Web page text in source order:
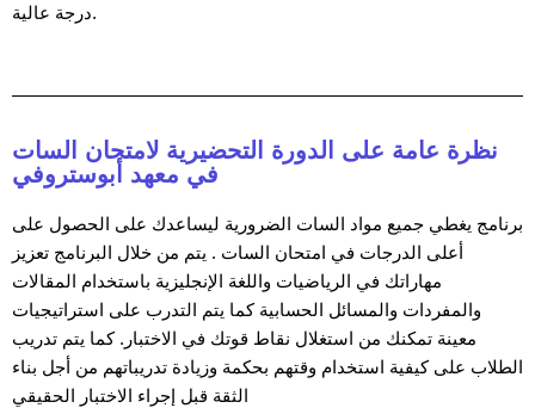
درجة عالية.
نظرة عامة على الدورة التحضيرية لامتحان السات
في معهد أبوستروفي
برنامج يغطي جميع مواد السات الضرورية ليساعدك على الحصول على
أعلى الدرجات في امتحان السات . يتم من خلال البرنامج تعزيز
مهاراتك في الرياضيات واللغة الإنجليزية باستخدام المقالات
والمفردات والمسائل الحسابية كما يتم التدرب على استراتيجيات
معينة تمكنك من استغلال نقاط قوتك في الاختبار. كما يتم تدريب
الطلاب على كيفية استخدام وقتهم بحكمة وزيادة تدريباتهم من أجل بناء
الثقة قبل إجراء الاختبار الحقيقي